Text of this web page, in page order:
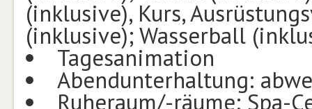
(inklusive), Kurs,
(inklusive); Wasserball
Tagesanimation
Abendunterhaltung:
Ruheraum/-räume; Spa-